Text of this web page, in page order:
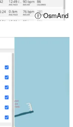
ⓘ OsmAnd